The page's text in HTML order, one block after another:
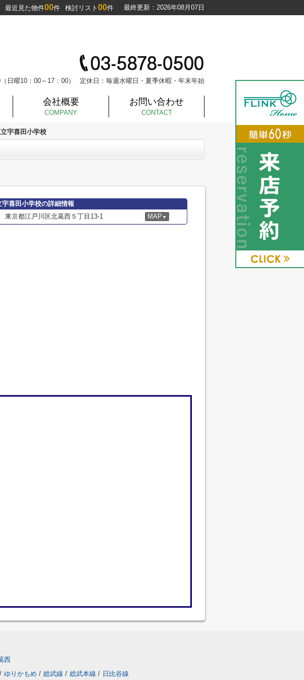
最近見た物件00件 検討リスト 00件 最終更新：2026年08月07日
日曜10：00～17：00） 定休日：毎週水曜日・夏季休暇・年末年始
会社概要
COMPANY
お問い合わせ
CONTACT
宇喜田小学校
宇喜田小学校の詳細情報
東京都江戸川区北葛西５丁目13-1 MAP ▼
西
/ ゆりかもめ / 総武線 / 総武本線 / 日比谷線